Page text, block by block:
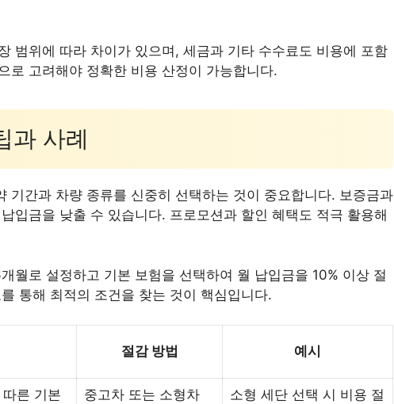
범위에 따라 차이가 있으며, 세금과 기타 수수료도 비용에 포함
로 고려해야 정확한 비용 산정이 가능합니다.
과 사례
기간과 차량 종류를 신중히 선택하는 것이 중요합니다. 보증금과
입금을 낮출 수 있습니다. 프로모션과 할인 혜택도 적극 활용해
월로 설정하고 기본 보험을 선택하여 월 납입금을 10% 이상 절
통해 최적의 조건을 찾는 것이 핵심입니다.
절감 방법 예시
른 기본
중고차 또는 소형차
소형 세단 선택 시 비용 절